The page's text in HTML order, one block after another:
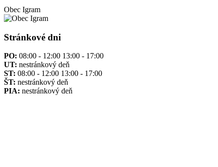
Obec Igram
Stránkové dni
PO: 08:00 - 12:00 13:00 - 17:00
UT: nestránkový deň
ST: 08:00 - 12:00 13:00 - 17:00
ŠT: nestránkový deň
PIA: nestránkový deň